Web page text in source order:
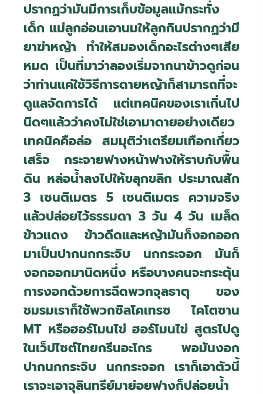
ปรากฏว่ามันมีการเก็บข้อมูลแม้กระทั่ง
เด็ก แม่ลูกอ่อนเอานมให้ลูกกินปรากฏว่ามี
ยาฆ่าหญ้า ทำให้สมองเด็กอะไรต่างๆเสีย
หมด เป็นที่มาว่าลองเริ่มจากนาข้าวดูก่อน
ว่าท่านแค่ใช้วิธีการดายหญ้าก็สามารถที่จะ
ดูแลจัดการได้ แต่เทคนิคของเราเกิ่นไป
นิดๆแล้วว่าคงไม่ใช่เอามาดายอย่างเดียว
เทคนิคคือล่อ สมมุติว่าเตรียมเทือกเกี่ยว
เสร็จ กระจายฟางหน้าฟางให้ราบกับพื้น
ดิน หล่อน้ำลงไปให้ขลุกขลิก ประมาณสัก
3 เซนติเมตร 5 เซนติเมตร ความจริง
แล้วปล่อยไว้ธรรมดา 3 วัน 4 วัน เมล็ด
ข้าวแดง ข้าวดีดและหญ้ามันก็งอกออก
มาเป็นปากนกกระจิบ นกกระจอก มันก็
งอกออกมานิดหนึ่ง หรือบางคนจะกระตุ้น
การงอกด้วยการฉีดพวกจุลธาตุ ของ
ชมรมเราก็ใช้พวกซิลโคเทรซ ไคโตซาน
MT หรือฮอร์โมนไข่ ฮอร์โมนไข่ สูตรไปดู
ในเว็ปไซต์ไทยกรีนอะโกร พอมันงอก
ปากนกกระจิบ นกกระจอก เราก็เอาตัวนี้
เราจะเอาจุลินทรีย์มาย่อยฟางก็ปล่อยน้ำ